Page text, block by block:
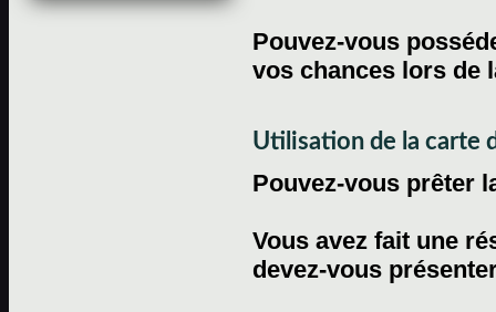
Pouvez-vous
vos chances lors de
Utilisation de la carte
Pouvez-vous prêter
Vous avez fait une
devez-vous